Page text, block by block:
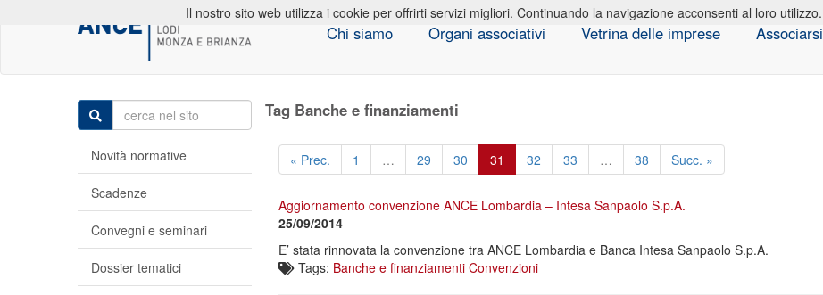
Chi siamo Organi associativi Vetrina delle imprese Associarsi
Tag Banche e finanziamenti
« Prec. 1 … 29 30 31 32 33 … 38 Succ. »
Aggiornamento convenzione ANCE Lombardia – Intesa Sanpaolo S.p.A.
25/09/2014
E’ stata rinnovata la convenzione tra ANCE Lombardia e Banca Intesa Sanpaolo S.p.A.
Tags: Banche e finanziamenti Convenzioni
Novità normative
Scadenze
Convegni e seminari
Dossier tematici
Il nostro sito web utilizza i cookie per offrirti servizi migliori. Continuando la navigazione acconsenti al loro utilizzo.